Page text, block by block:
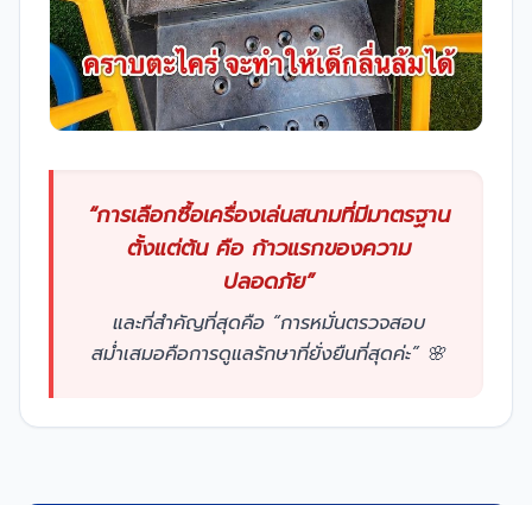
“การเลือกซื้อเครื่องเล่นสนามที่มีมาตรฐาน
ตั้งแต่ต้น คือ ก้าวแรกของความ
ปลอดภัย”
และที่สำคัญที่สุดคือ “การหมั่นตรวจสอบ
สม่ำเสมอคือการดูแลรักษาที่ยั่งยืนที่สุดค่ะ” 🌸